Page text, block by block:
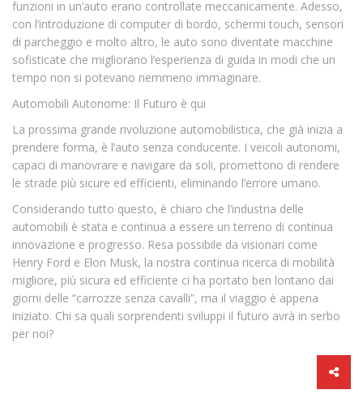
funzioni in un’auto erano controllate meccanicamente. Adesso,
con l’introduzione di computer di bordo, schermi touch, sensori
di parcheggio e molto altro, le auto sono diventate macchine
sofisticate che migliorano l’esperienza di guida in modi che un
tempo non si potevano nemmeno immaginare.
Automobili Autonome: Il Futuro è qui
La prossima grande rivoluzione automobilistica, che già inizia a
prendere forma, è l’auto senza conducente. I veicoli autonomi,
capaci di manovrare e navigare da soli, promettono di rendere
le strade più sicure ed efficienti, eliminando l’errore umano.
Considerando tutto questo, è chiaro che l’industria delle
automobili è stata e continua a essere un terreno di continua
innovazione e progresso. Resa possibile da visionari come
Henry Ford e Elon Musk, la nostra continua ricerca di mobilità
migliore, più sicura ed efficiente ci ha portato ben lontano dai
giorni delle “carrozze senza cavalli”, ma il viaggio è appena
iniziato. Chi sa quali sorprendenti sviluppi il futuro avrà in serbo
per noi?